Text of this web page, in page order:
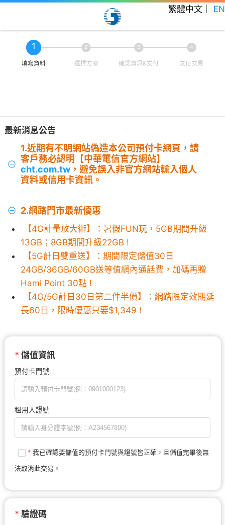
繁體中文 EN
1
填寫資料
2
選擇方案
3
確認資訊&支付
4
支付交易
最新消息公告
1.近期有不明網站偽造本公司預付卡網頁，請
客戶務必認明【中華電信官方網站】
cht.com.tw ，避免誤入非官方網站輸入個人
資料或信用卡資訊。
2.網路門市最新優惠
【4G計量放大術】：暑假FUN玩，5GB期間升級
13GB；8GB期間升級22GB !
【5G計日雙重送】：期間限定儲值30日
24GB/36GB/60GB送等值網內通話費，加碼再贈
Hami Point 30點 !
【4G/5G計日30日第二件半價】：網路限定效期延
長60日，限時優惠只要$1,349 !
* 儲值資訊
預付卡門號
租用人證號
* 我已確認要儲值的預付卡門號與證號皆正確，且儲值完畢後無
法取消此交易。
* 驗證碼